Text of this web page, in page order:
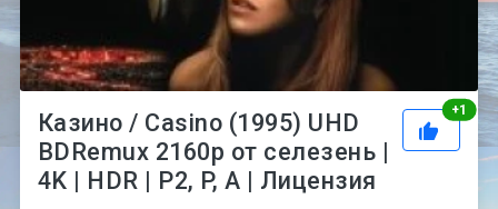
+1
Казино / Casino (1995) UHD
BDRemux 2160p от селезень |
4K | HDR | P2, P, A | Лицензия